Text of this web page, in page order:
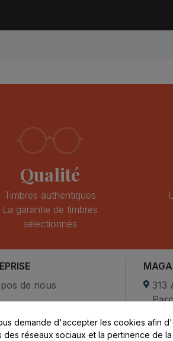
Qualité
Timbres authentiques
La garantie de timbres
sélectionnés
de nous
313
demande d'accepter les cookies afin
des réseaux sociaux et la pertinence de